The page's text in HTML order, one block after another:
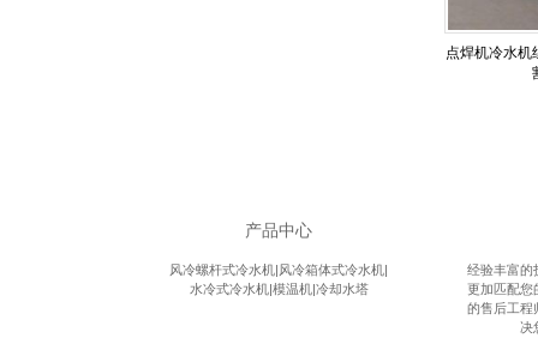
点焊机冷水机
产品中心
风冷螺杆式冷水机|风冷箱体式冷水机|
水冷式冷水机|模温机|冷却水塔
经验丰富的
更加匹配您
的售后工程
决